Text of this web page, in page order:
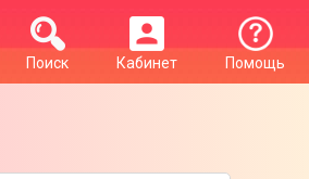
Помощь
Кабинет
Поиск